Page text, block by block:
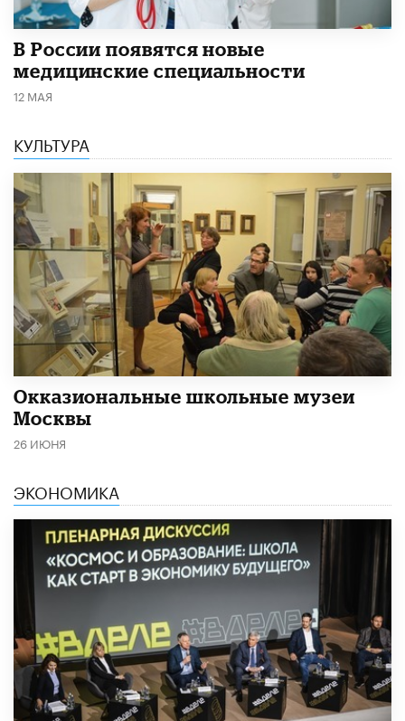
В России появятся новые
медицинские специальности
12 МАЯ
КУЛЬТУРА
​Окказиональные школьные музеи
Москвы
26 ИЮНЯ
ЭКОНОМИКА